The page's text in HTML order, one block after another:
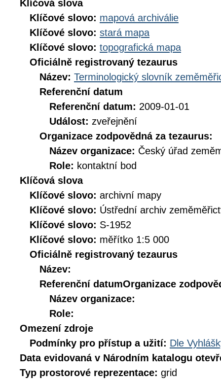
Klíčová slova
Klíčové slovo: mapová archiválie
Klíčové slovo: stará mapa
Klíčové slovo: topografická mapa
Oficiálně registrovaný tezaurus
Název: Terminologický slovník
Referenční datum
Referenční datum: 2009-01-01
Událost: zveřejnění
Organizace zodpovědná za tezaurus:
Název organizace: Český úřad
Role: kontaktní bod
Klíčová slova
Klíčové slovo: archivní mapy
Klíčové slovo: Ústřední archiv
Klíčové slovo: S-1952
Klíčové slovo: měřítko 1:5 000
Oficiálně registrovaný tezaurus
Název:
Referenční datumOrganizace
Název organizace:
Role:
Omezení zdroje
Podmínky pro přístup a užití: Dle
Data evidovaná v Národním katalogu
Typ prostorové reprezentace: grid